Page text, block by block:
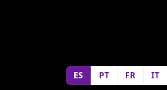
ES PT FR IT